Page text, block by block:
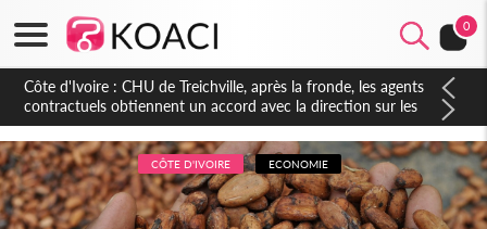
0
CÔTE D'IVOIRE ECONOMIE